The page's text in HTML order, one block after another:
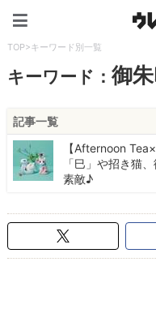
TOP>キーワード別一覧
キーワード：御
記事一覧
【Afternoon
「巳」や招き猫
素敵♪